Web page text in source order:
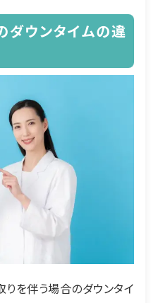
ダウンタイムの違
を伴う場合のダウンタイ